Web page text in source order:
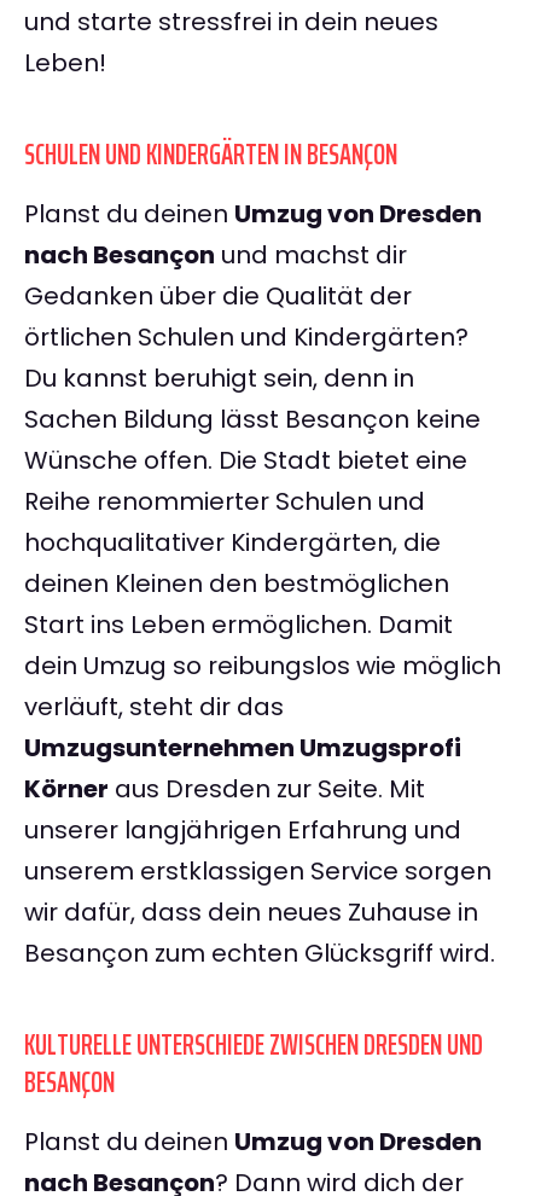
und starte stressfrei in dein neues
Leben!
SCHULEN UND KINDERGÄRTEN IN BESANÇON
Planst du deinen Umzug von Dresden
nach Besançon und machst dir
Gedanken über die Qualität der
örtlichen Schulen und Kindergärten?
Du kannst beruhigt sein, denn in
Sachen Bildung lässt Besançon keine
Wünsche offen. Die Stadt bietet eine
Reihe renommierter Schulen und
hochqualitativer Kindergärten, die
deinen Kleinen den bestmöglichen
Start ins Leben ermöglichen. Damit
dein Umzug so reibungslos wie möglich
verläuft, steht dir das
Umzugsunternehmen Umzugsprofi
Körner aus Dresden zur Seite. Mit
unserer langjährigen Erfahrung und
unserem erstklassigen Service sorgen
wir dafür, dass dein neues Zuhause in
Besançon zum echten Glücksgriff wird.
KULTURELLE UNTERSCHIEDE ZWISCHEN DRESDEN UND
BESANÇON
Planst du deinen Umzug von Dresden
nach Besançon? Dann wird dich der